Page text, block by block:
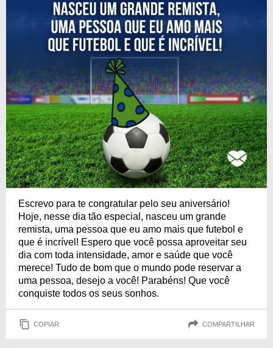
Escrevo para te congratular pelo seu aniversário!
Hoje, nesse dia tão especial, nasceu um grande
remista, uma pessoa que eu amo mais que futebol e
que é incrível! Espero que você possa aproveitar seu
dia com toda intensidade, amor e saúde que você
merece! Tudo de bom que o mundo pode reservar a
uma pessoa, desejo a você! Parabéns! Que você
conquiste todos os seus sonhos.
COPIAR COMPARTILHAR